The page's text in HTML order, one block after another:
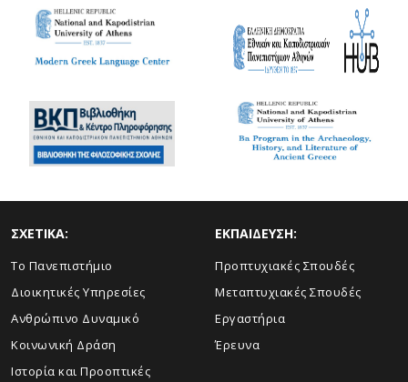
ΣΧΕΤΙΚΑ:
Το Πανεπιστήμιο
Διοικητικές Υπηρεσίες
Ανθρώπινο Δυναμικό
Κοινωνική Δράση
Ιστορία και Προοπτικές
ΕΚΠΑΙΔΕΥΣΗ:
Προπτυχιακές Σπουδές
Μεταπτυχιακές Σπουδές
Εργαστήρια
Έρευνα